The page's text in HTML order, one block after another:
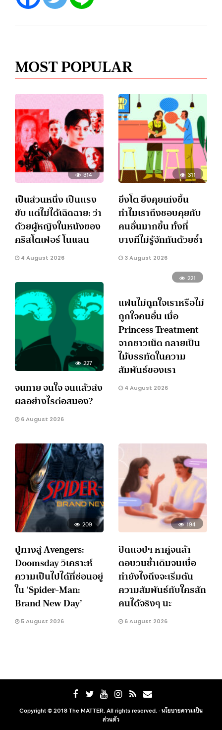
MOST POPULAR
314
เป็นส่วนหนึ่ง เป็นแรง
ขับ แต่ไม่ได้เฉิดฉาย: ว่า
ด้วยผู้หญิงในหนังของ
คริสโตเฟอร์ โนแลน
4 August 2026
311
ยิ่งโต ยิ่งคุยเก่งขึ้น
ทำไมเราถึงชอบคุยกับ
คนอื่นมากขึ้น ทั้งที่
บางทีไม่รู้จักกันด้วยซ้ำ
3 August 2026
227
จนกาย จนใจ จนแล้วส่ง
ผลอย่างไรต่อสมอง?
6 August 2026
221
แฟนไม่ถูกใจเราหรือไม่
ถูกใจคนอื่น เมื่อ
Princess Treatment
จากชาวเน็ต กลายเป็น
ไม้บรรทัดในความ
สัมพันธ์ของเรา
4 August 2026
209
ปูทางสู่ Avengers:
Doomsday วิเคราะห์
ความเป็นไปได้ที่ซ่อนอยู่
ใน ‘Spider-Man:
Brand New Day’
5 August 2026
194
ปัดแอปฯ หาคู่จนล้า
ตอบวนซ้ำเดิมจนเบื่อ
ทำยังไงถึงจะเริ่มต้น
ความสัมพันธ์กับใครสัก
คนได้จริงๆ นะ
6 August 2026
Copyright © 2018 The MATTER. All rights reserved. ·นโยบายความเป็น
ส่วนตัว